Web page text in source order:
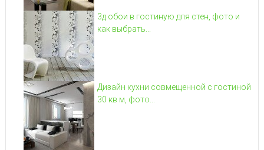
3д обои в гостиную для стен, фото и
как выбрать...
Дизайн кухни совмещенной с гостиной
30 кв м, фото...